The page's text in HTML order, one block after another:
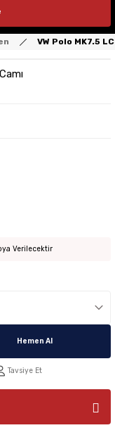
VW Polo MK7.5
Verilecektir
Hemen Al
Tavsiye Et